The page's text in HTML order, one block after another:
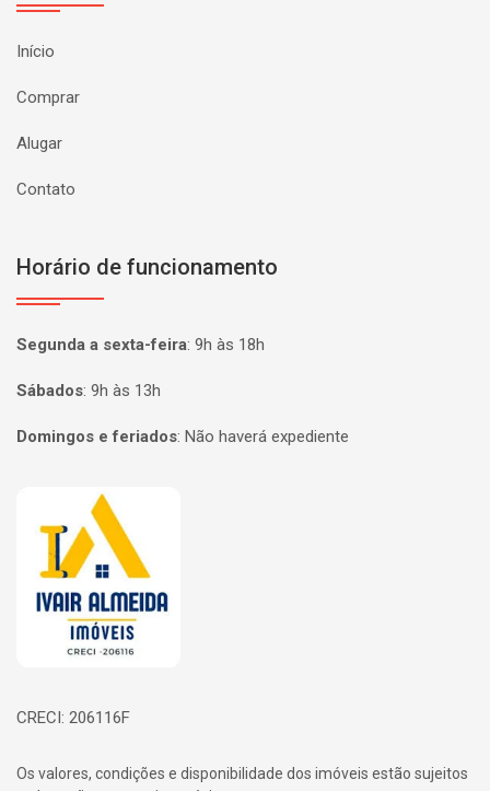
Início
Comprar
Alugar
Contato
Horário de funcionamento
Segunda a sexta-feira: 9h às 18h
Sábados: 9h às 13h
Domingos e feriados: Não haverá expediente
Página inicial
CRECI: 206116F
Os valores, condições e disponibilidade dos imóveis estão sujeitos